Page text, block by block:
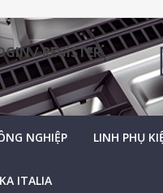
/ REGISTER
NGHIỆP LINH PHỤ
ITALIA